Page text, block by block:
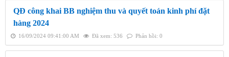
QĐ công khai BB nghiệm thu và quyết toán kinh phí đặt
hàng 2024
16/09/2024 09:41:00 AM Đã xem: 536 Phản hồi: 0